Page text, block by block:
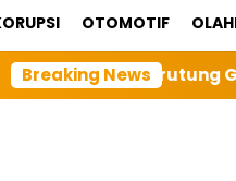
OTOMOTIF
Breaking News
Rutin